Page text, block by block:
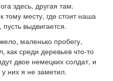
здесь, другая там.
тому месту, где стоит наша
выдвигается.
маленько пробегу,
как среди деревьев что-то
двое немецких солдат, и
них я не заметил.